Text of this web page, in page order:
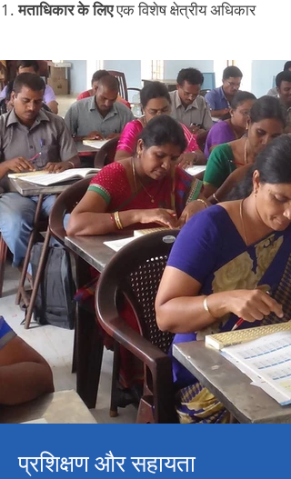
मताधिकार के लिएएक विशेष क्षेत्रीय अधिकार
प्रशिक्षण और सहायता